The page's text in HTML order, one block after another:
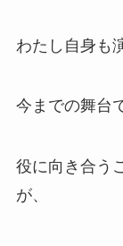
わたし自身も
今までの舞台
役に向き合う
が、